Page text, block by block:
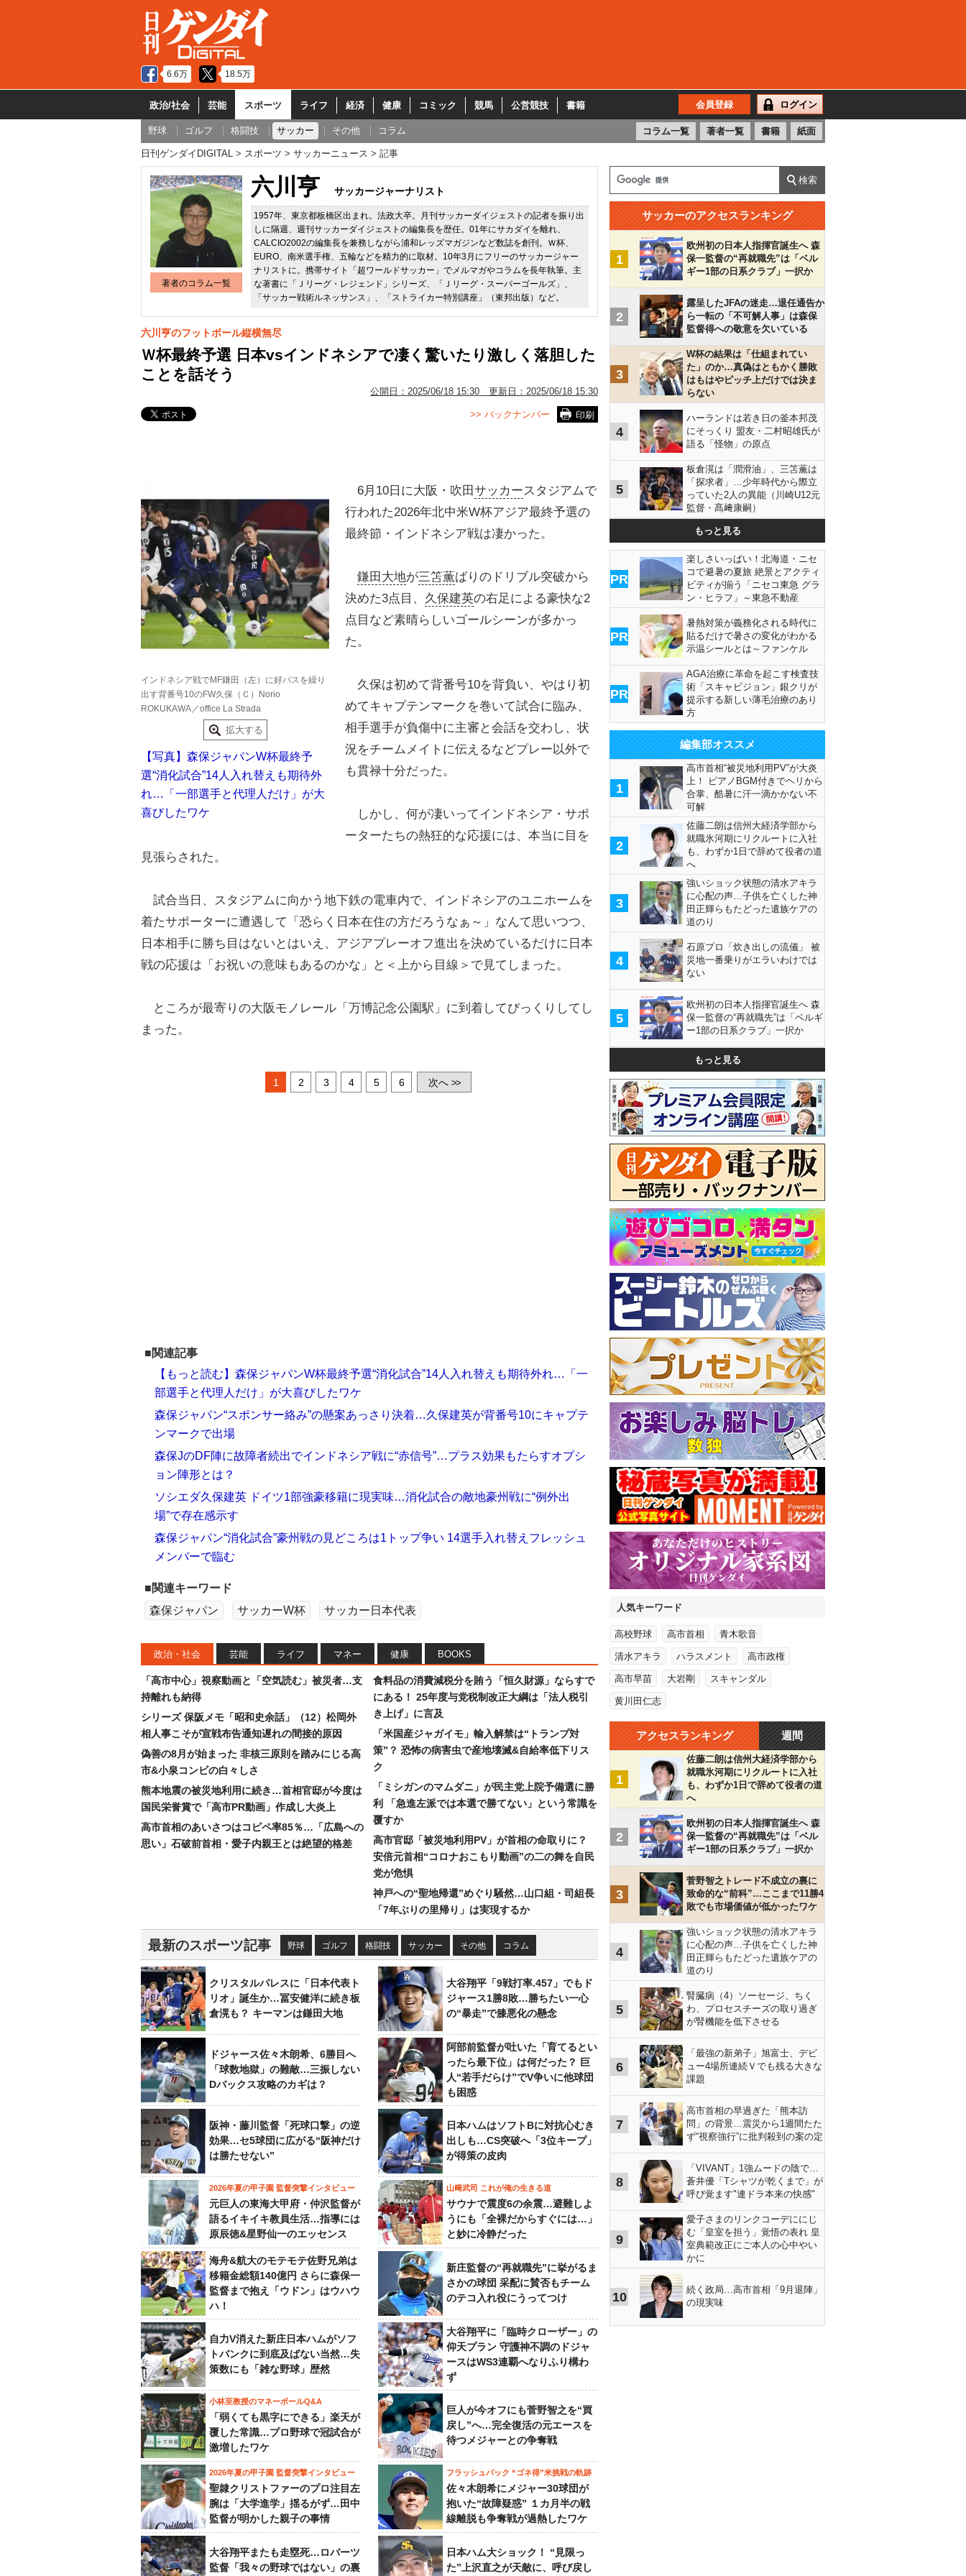
6.6万 18.5万
政治/社会 芸能 スポーツ ライフ 経済 健康 コミック 競馬 公営競技 書籍 会員登録 ログイン
野球 ゴルフ 格闘技 サッカー その他 コラム コラム一覧 著者一覧 書籍 紙面
日刊ゲンダイDIGITAL スポーツ サッカーニュース 記事
著者のコラム一覧
六川亨 サッカージャーナリスト
1957年、東京都板橋区出まれ。法政大卒。月刊サッカーダイジェストの記者を振り出
しに隔週、週刊サッカーダイジェストの編集長を歴任。01年にサカダイを離れ、
CALCIO2002の編集長を兼務しながら浦和レッズマガジンなど数誌を創刊。Ｗ杯、
EURO、南米選手権、五輪などを精力的に取材。10年3月にフリーのサッカージャー
ナリストに。携帯サイト「超ワールドサッカー」でメルマガやコラムを長年執筆。主
な著書に「Ｊリーグ・レジェンド」シリーズ、「Ｊリーグ・スーパーゴールズ」、
「サッカー戦術ルネッサンス」、「ストライカー特別講座」（東邦出版）など。
六川亨のフットボール縦横無尽
Ｗ杯最終予選 日本vsインドネシアで凄く驚いたり激しく落胆した
ことを話そう
公開日： 2025/06/18 15:30 更新日： 2025/06/18 15:30
印刷
>> バックナンバー
インドネシア戦でMF鎌田（左）に好パスを繰り
出す背番号10のFW久保（Ｃ）Norio
ROKUKAWA／office La Strada
拡大する
【写真】森保ジャパンW杯最終予
選“消化試合”14人入れ替えも期待外
れ…「一部選手と代理人だけ」が大
喜びしたワケ
6月10日に大阪・吹田 サッカースタジアムで
行われた2026年北中米W杯アジア最終予選の
最終節・インドネシア戦は凄かった。
鎌田大地が三笘薫ばりのドリブル突破から
決めた3点目、 久保建英の右足による豪快な2
点目など素晴らしいゴールシーンが多かっ
た。
久保は初めて背番号10を背負い、やはり初
めてキャプテンマークを巻いて試合に臨み、
相手選手が負傷中に主審と会話を交わし、状
況をチームメイトに伝えるなどプレー以外で
も貫禄十分だった。
しかし、何が凄いってインドネシア・サポ
ーターたちの熱狂的な応援には、本当に目を
見張らされた。
試合当日、スタジアムに向かう地下鉄の電車内で、インドネシアのユニホームを
着たサポーターに遭遇して「恐らく日本在住の方だろうなぁ～」なんて思いつつ、
日本相手に勝ち目はないとはいえ、アジアプレーオフ進出を決めているだけに日本
戦の応援は「お祝いの意味もあるのかな」と＜上から目線＞で見てしまった。
ところが最寄りの大阪モノレール「万博記念公園駅」に到着してびっくりしてし
まった。
1 2 3 4 5 6 次へ >>
■関連記事
【もっと読む】森保ジャパンW杯最終予選“消化試合”14人入れ替えも期待外れ…「一
部選手と代理人だけ」が大喜びしたワケ
森保ジャパン“スポンサー絡み”の懸案あっさり決着…久保建英が背番号10にキャプテ
ンマークで出場
森保JのDF陣に故障者続出でインドネシア戦に“赤信号”…プラス効果もたらすオプシ
ョン陣形とは？
ソシエダ久保建英 ドイツ1部強豪移籍に現実味…消化試合の敵地豪州戦に“例外出
場”で存在感示す
森保ジャパン“消化試合”豪州戦の見どころは1トップ争い 14選手入れ替えフレッシュ
メンバーで臨む
■関連キーワード
森保ジャパン
サッカーW杯 サッカー日本代表
政治・社会 芸能 ライフ マネー 健康 BOOKS
「高市中心」視察動画と「空気読む」被災者…支
持離れも納得
シリーズ 保阪メモ「昭和史余話」（12）松岡外
相人事こそが宣戦布告通知遅れの間接的原因
偽善の8月が始まった 非核三原則を踏みにじる高
市&小泉コンビの白々しさ
熊本地震の被災地利用に続き…首相官邸が今度は
国民栄誉賞で「高市PR動画」作成し大炎上
高市首相のあいさつはコピペ率85％…「広島への
思い」石破前首相・愛子内親王とは絶望的格差
食料品の消費減税分を賄う「恒久財源」ならすで
にある！ 25年度与党税制改正大綱は「法人税引
き上げ」に言及
「米国産ジャガイモ」輸入解禁は“トランプ対
策”？ 恐怖の病害虫で産地壊滅&自給率低下リス
ク
「ミシガンのマムダニ」が民主党上院予備選に勝
利 「急進左派では本選で勝てない」という常識を
覆すか
高市官邸「被災地利用PV」が首相の命取りに？
安倍元首相“コロナおこもり動画”の二の舞を自民
党が危惧
神戸への“聖地帰還”めぐり騒然…山口組・司組長
「7年ぶりの里帰り」は実現するか
最新のスポーツ記事 野球 ゴルフ 格闘技 サッカー その他 コラム
クリスタルパレスに「日本代表ト
リオ」誕生か…冨安健洋に続き板
倉滉も？ キーマンは鎌田大地
大谷翔平「9戦打率.457」でもド
ジャース1勝8敗…勝ちたい一心
の“暴走”で膝悪化の懸念
ドジャース佐々木朗希、6勝目へ
「球数地獄」の難敵…三振しない
Dバックス攻略のカギは？
阿部前監督が吐いた「育てるとい
ったら最下位」は何だった？ 巨
人“若手だらけ”でV争いに他球団
も困惑
阪神・藤川監督「死球口撃」の逆
効果…セ5球団に広がる“阪神だけ
は勝たせない”
日本ハムはソフトBに対抗心むき
出しも…CS突破へ「3位キープ」
が得策の皮肉
2026年夏の甲子園 監督突撃インタビュー
元巨人の東海大甲府・仲沢監督が
語るイキイキ教員生活…指導には
原辰徳&星野仙一のエッセンス
山﨑武司 これが俺の生きる道
サウナで震度6の余震…避難しよ
うにも「全裸だからすぐには…」
と妙に冷静だった
海舟&航大のモテモテ佐野兄弟は
移籍金総額140億円 さらに森保一
監督まで抱え「ウドン」はウハウ
ハ！
新庄監督の“再就職先”に挙がるま
さかの球団 采配に賛否もチーム
のテコ入れ役にうってつけ
自力V消えた新庄日本ハムがソフ
トバンクに到底及ばない当然…失
策数にも「雑な野球」歴然
大谷翔平に「臨時クローザー」の
仰天プラン 守護神不調のドジャ
ースはWS3連覇へなりふり構わ
ず
小林至教授のマネーボールQ&A
「弱くても黒字にできる」楽天が
覆した常識…プロ野球で冠試合が
激増したワケ
巨人が今オフにも菅野智之を“買
戻し”へ…完全復活の元エースを
待つメジャーとの争奪戦
2026年夏の甲子園 監督突撃インタビュー
聖隷クリストファーのプロ注目左
腕は「大学進学」揺るがず…田中
監督が明かした親子の事情
フラッシュバック “ゴネ得”米挑戦の軌跡
佐々木朗希にメジャー30球団が
抱いた“故障疑惑” １カ月半の戦
線離脱も争奪戦が過熱したワケ
大谷翔平またも走塁死…ロバーツ
監督「我々の野球ではない」の裏
日本ハム大ショック！ “見限っ
た”上沢直之が天敵に、呼び戻し
サッカーのアクセスランキング
1
欧州初の日本人指揮官誕生へ 森
保一監督の“再就職先”は「ベル
ギー1部の日系クラブ」一択か
2
露呈したJFAの迷走…退任通告か
ら一転の「不可解人事」は森保
監督得への敬意を欠いている
3
W杯の結果は「仕組まれてい
た」のか…真偽はともかく勝敗
はもはやピッチ上だけでは決ま
らない
4
ハーランドは若き日の釜本邦茂
にそっくり 盟友・二村昭雄氏が
語る「怪物」の原点
5
板倉滉は「潤滑油」、三笘薫は
「探求者」…少年時代から際立
っていた2人の異能（川崎U12元
監督・髙﨑康嗣）
もっと見る
PR
楽しさいっぱい！北海道・ニセ
コで避暑の夏旅 絶景とアクティ
ビティが揃う「ニセコ東急 グラ
ン・ヒラフ」～東急不動産
PR
暑熱対策が義務化される時代に
貼るだけで暑さの変化がわかる
示温シールとは～ファンケル
PR
AGA治療に革命を起こす検査技
術「スキャビジョン」銀クリが
提示する新しい薄毛治療のあり
方
編集部オススメ
1
高市首相“被災地利用PV”が大炎
上！ ピアノBGM付きでヘリから
合掌、酷暑に汗一滴かかない不
可解
2
佐藤二朗は信州大経済学部から
就職氷河期にリクルートに入社
も、わずか1日で辞めて役者の道
へ
3
強いショック状態の清水アキラ
に心配の声…子供を亡くした神
田正輝らもたどった遺族ケアの
道のり
4
石原プロ「炊き出しの流儀」 被
災地一番乗りがエラいわけでは
ない
5
欧州初の日本人指揮官誕生へ 森
保一監督の“再就職先”は「ベルギ
ー1部の日系クラブ」一択か
もっと見る
人気キーワード
高校野球 高市首相 青木歌音
清水アキラ ハラスメント 高市政権
高市早苗 大岩剛 スキャンダル
黄川田仁志
アクセスランキング 週間
1
佐藤二朗は信州大経済学部から
就職氷河期にリクルートに入社
も、わずか1日で辞めて役者の道
へ
2
欧州初の日本人指揮官誕生へ 森
保一監督の“再就職先”は「ベル
ギー1部の日系クラブ」一択か
3
菅野智之トレード不成立の裏に
致命的な“前科”…ここまで11勝4
敗でも市場価値が低かったワケ
4
強いショック状態の清水アキラ
に心配の声…子供を亡くした神
田正輝らもたどった遺族ケアの
道のり
5
腎臓病（4）ソーセージ、ちく
わ、プロセスチーズの取り過ぎ
が腎機能を低下させる
6
「最強の新弟子」旭富士、デビ
ュー4場所連続Ｖでも残る大きな
課題
7
高市首相の早過ぎた「熊本訪
問」の背景…震災から1週間たた
ず“視察強行”に批判殺到の案の定
8
「VIVANT」1強ムードの陰で…
蒼井優「Tシャツが乾くまで」が
呼び覚ます"連ドラ本来の快感"
9
愛子さまのリンクコーデににじ
む「皇室を担う」覚悟の表れ 皇
室典範改正にご本人の心中やい
かに
10
続く政局…高市首相「9月退陣」
の現実味